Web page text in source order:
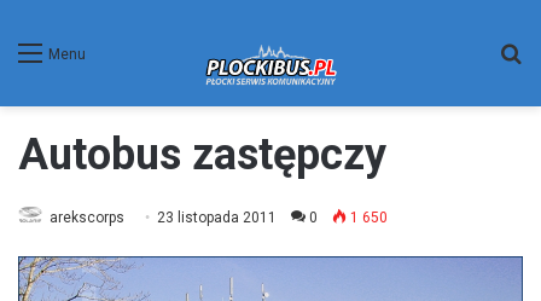
Menu
Autobus zastępczy
arekscorps 23 listopada 2011 0 1 650